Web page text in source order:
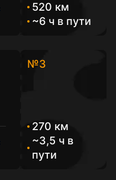
520 км
~6 ч в пути
№3
270 км
~3,5 ч в
пути